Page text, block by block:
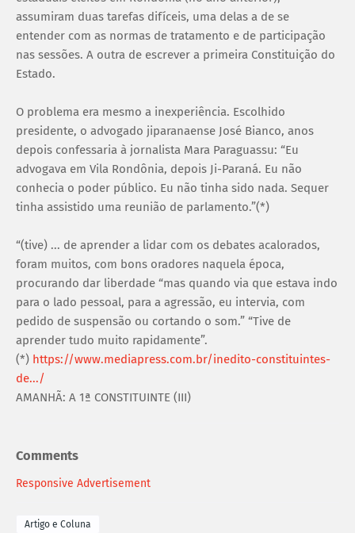
assumiram duas tarefas difíceis, uma delas a de se
entender com as normas de tratamento e de participação
nas sessões. A outra de escrever a primeira Constituição do
Estado.
O problema era mesmo a inexperiência. Escolhido
presidente, o advogado jiparanaense José Bianco, anos
depois confessaria à jornalista Mara Paraguassu: “Eu
advogava em Vila Rondônia, depois Ji-Paraná. Eu não
conhecia o poder público. Eu não tinha sido nada. Sequer
tinha assistido uma reunião de parlamento.”(*)
“(tive) ... de aprender a lidar com os debates acalorados,
foram muitos, com bons oradores naquela época,
procurando dar liberdade “mas quando via que estava indo
para o lado pessoal, para a agressão, eu intervia, com
pedido de suspensão ou cortando o som.” “Tive de
aprender tudo muito rapidamente”.
(*) https://www.mediapress.com.br/inedito-constituintes-
de.../
AMANHÃ: A 1ª CONSTITUINTE (III)
Comments
Responsive Advertisement
Artigo e Coluna